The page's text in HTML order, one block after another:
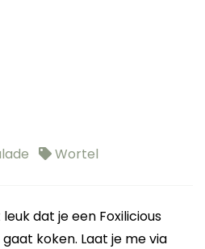
Wortel
leuk dat je een Foxilicious
koken. Laat je me via